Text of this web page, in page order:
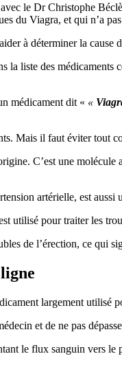
le Dr Christophe
du Viagra, et qui n’a
à déterminer la cause
liste des médicaments
médicament dit « «
Mais il faut éviter tout
C’est une molécule
artérielle, est
utilisé pour traiter les
de l’érection, ce qui
largement utilisé
et de ne pas
le flux sanguin vers